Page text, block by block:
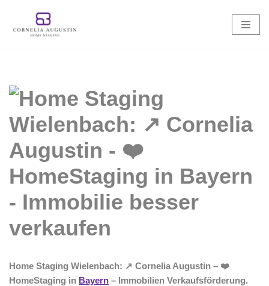
Zum
Home Staging Wielenbach: ↗️ Cornelia Augustin – ❤️
HomeStaging in Bayern – Immobilien Verkaufsförderung.